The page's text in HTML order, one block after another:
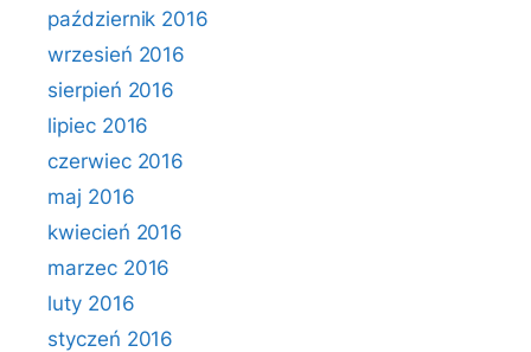
październik 2016
wrzesień 2016
sierpień 2016
lipiec 2016
czerwiec 2016
maj 2016
kwiecień 2016
marzec 2016
luty 2016
styczeń 2016